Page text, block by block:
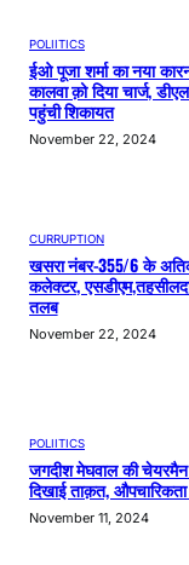
POLIITICS
ईओ पूजा शर्मा का नया
कालवा क़ो दिया चार्ज,
पहुंची शिकायत
November 22, 2024
CURRUPTION
खसरा नंबर-355/6 के
कलेक्टर,
तलब
November 22, 2024
POLIITICS
जगदीश मेघवाल की
दिखाई ताक़त,
November 11, 2024